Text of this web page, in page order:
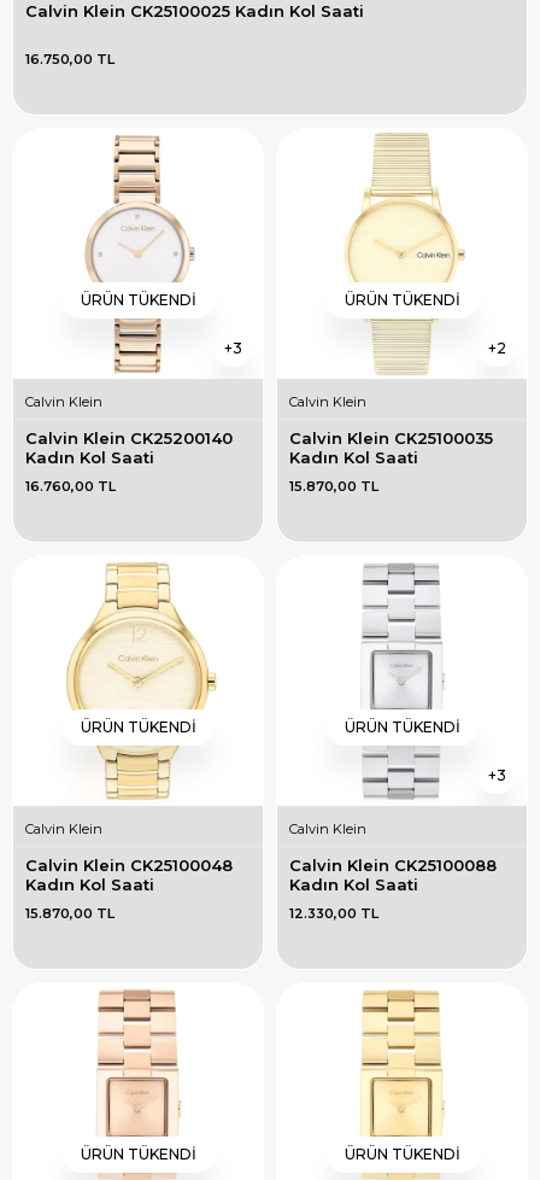
Calvin Klein CK25100025 Kadın Kol Saati
16.750,00 TL
3
ÜRÜN TÜKENDI
Calvin Klein
Calvin Klein CK25200140
Kadın Kol Saati
16.760,00 TL
2
ÜRÜN TÜKENDI
Calvin Klein
Calvin Klein CK25100035
Kadın Kol Saati
15.870,00 TL
ÜRÜN TÜKENDI
Calvin Klein
Calvin Klein CK25100048
Kadın Kol Saati
15.870,00 TL
3
ÜRÜN TÜKENDI
Calvin Klein
Calvin Klein CK25100088
Kadın Kol Saati
12.330,00 TL
ÜRÜN TÜKENDI ÜRÜN TÜKENDI